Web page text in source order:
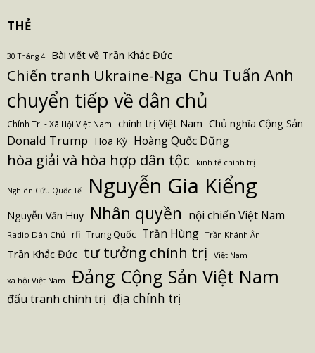
THẺ
30 Tháng 4 Bài viết về Trần Khắc Đức
Chiến tranh Ukraine-Nga Chu Tuấn Anh
chuyển tiếp về dân chủ
Chính Trị - Xã Hội Việt Nam chính trị Việt Nam Chủ nghĩa Cộng Sản
Donald Trump Hoa Kỳ Hoàng Quốc Dũng
hòa giải và hòa hợp dân tộc kinh tế chính trị
Nghiên Cứu Quốc Tế Nguyễn Gia Kiểng
Nguyễn Văn Huy Nhân quyền nội chiến Việt Nam
Radio Dân Chủ rfi Trung Quốc Trần Hùng Trần Khánh Ân
Trần Khắc Đức tư tưởng chính trị Việt Nam
xã hội Việt Nam Đảng Cộng Sản Việt Nam
đấu tranh chính trị địa chính trị